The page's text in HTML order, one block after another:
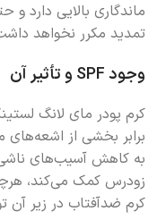
ماندگاری بالایی دارد و
تمدید مکرر نخواهد
وجودSPF و تأثیر آن
به کاهش آسیب‌های ناشی
زودرس کمک می‌کند،
کرم ضدآفتاب در زیر